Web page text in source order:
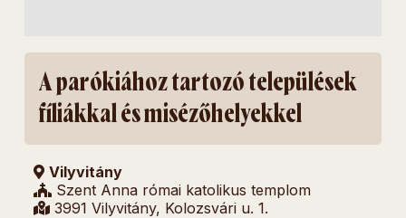
A parókiához tartozó települések
fíliákkal és misézőhelyekkel
Vilyvitány
Szent Anna római katolikus templom
3991 Vilyvitány, Kolozsvári u. 1.